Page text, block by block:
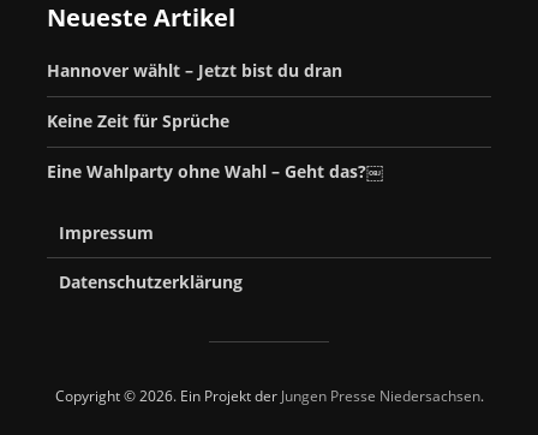
Neueste Artikel
Hannover wählt – Jetzt bist du dran
Keine Zeit für Sprüche
Eine Wahlparty ohne Wahl – Geht das?￼
Impressum
Datenschutzerklärung
Copyright © 2026. Ein Projekt der Jungen Presse Niedersachsen.